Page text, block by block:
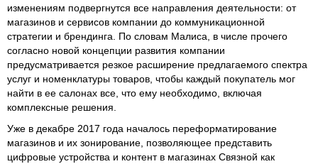
изменениям подвергнутся все направления деятельности: от
магазинов и сервисов компании до коммуникационной
стратегии и брендинга. По словам Малиса, в числе прочего
согласно новой концепции развития компании
предусматривается резкое расширение предлагаемого спектра
услуг и номенклатуры товаров, чтобы каждый покупатель мог
найти в ее салонах все, что ему необходимо, включая
комплексные решения.
Уже в декабре 2017 года началось переформатирование
магазинов и их зонирование, позволяющее представить
цифровые устройства и контент в магазинах Связной как